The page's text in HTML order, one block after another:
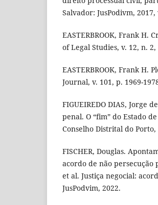
Salvador: JusPodivm, 2017,
EASTERBROOK, Frank H.
of Legal Studies, v. 12, n.
EASTERBROOK, Frank H.
Journal, v. 101, p. 1969-
FIGUEIREDO DIAS, Jorge
penal. O “fim” do Estado
Conselho Distrital do Porto,
FISCHER, Douglas.
acordo de não persecução
et al. Justiça negocial:
JusPodvim, 2022.